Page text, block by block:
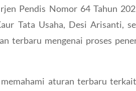
Pendis Nomor 64 Tahun
Tata Usaha, Desi Arisanti,
terbaru mengenai proses
aturan terbaru